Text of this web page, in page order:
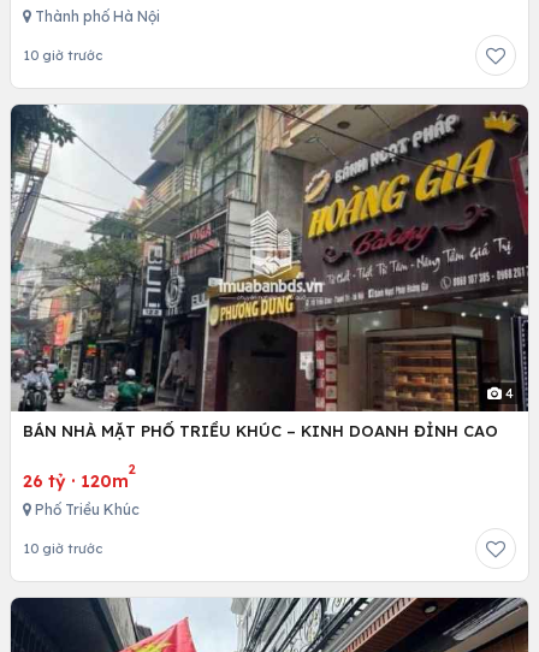
Thành phố Hà Nội
10 giờ trước
4
BÁN NHÀ MẶT PHỐ TRIỀU KHÚC – KINH DOANH ĐỈNH CAO
26 tỷ · 120m
2
Phố Triều Khúc
10 giờ trước